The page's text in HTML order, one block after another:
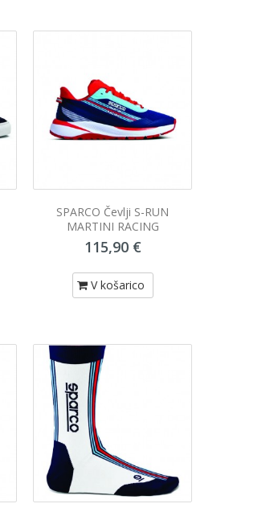
SPARCO Čevlji S-RUN
MARTINI RACING
115,90 €
V košarico